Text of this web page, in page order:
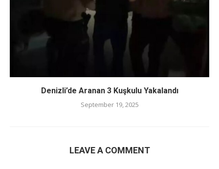
Denizli’de Aranan 3 Kuşkulu Yakalandı
September 19, 2025
LEAVE A COMMENT